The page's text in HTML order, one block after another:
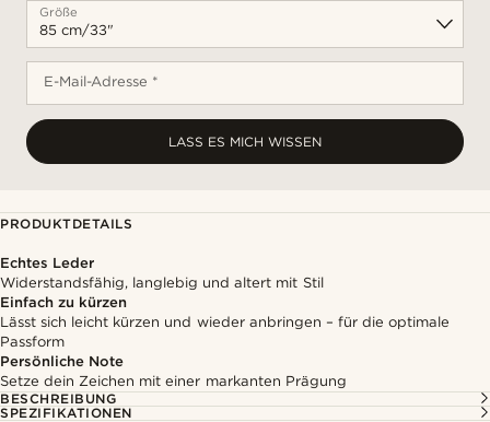
Größe
E-Mail-Adresse *
LASS ES MICH WISSEN
PRODUKTDETAILS
Echtes Leder
Widerstandsfähig, langlebig und altert mit Stil
Einfach zu kürzen
Lässt sich leicht kürzen und wieder anbringen – für die optimale
Passform
Persönliche Note
Setze dein Zeichen mit einer markanten Prägung
BESCHREIBUNG
SPEZIFIKATIONEN